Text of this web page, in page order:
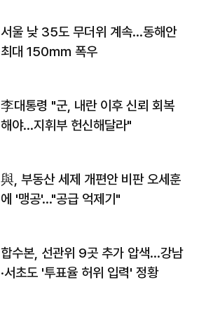
서울 낮 35도 무더위 계속…동해안
최대 150㎜ 폭우
李대통령 "군, 내란 이후 신뢰 회복
해야…지휘부 헌신해달라"
與, 부동산 세제 개편안 비판 오세훈
에 '맹공'…"공급 억제기"
합수본, 선관위 9곳 추가 압색…강남
·서초도 '투표율 허위 입력' 정황